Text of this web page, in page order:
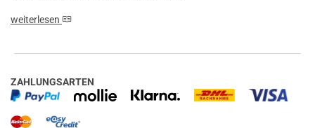
weiterlesen
ZAHLUNGSARTEN